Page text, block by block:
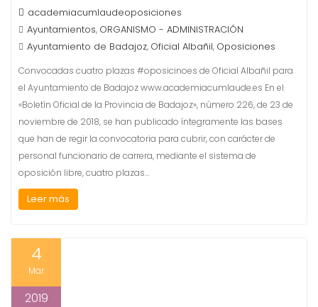
academiacumlaudeoposiciones
Ayuntamientos, ORGANISMO - ADMINISTRACIÓN
Ayuntamiento de Badajoz, Oficial Albañil, Oposiciones
Convocadas cuatro plazas #oposicinoes de Oficial Albañil para
el Ayuntamiento de Badajoz www.academiacumlaude.es En el
«Boletín Oficial de la Provincia de Badajoz», número 226, de 23 de
noviembre de 2018, se han publicado íntegramente las bases
que han de regir la convocatoria para cubrir, con carácter de
personal funcionario de carrera, mediante el sistema de
oposición libre, cuatro plazas…
Leer más
4
Mar
2019